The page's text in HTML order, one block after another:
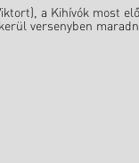
a Kihívók most
versenyben